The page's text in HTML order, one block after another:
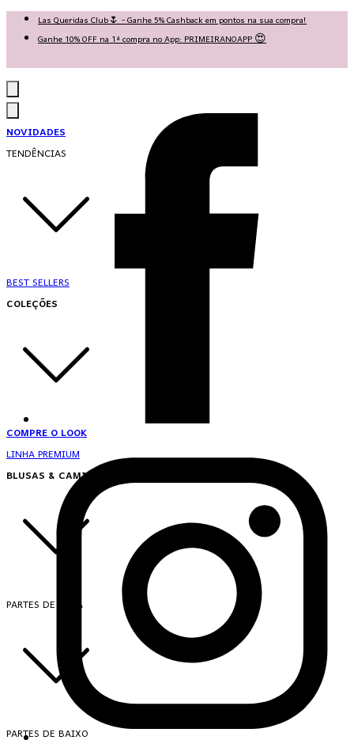
Las Queridas Club🌷 - Ganhe 5% Cashback em pontos na sua compra!
Ganhe 10% OFF na 1ª compra no App: PRIMEIRANOAPP 😍
NOVIDADES
TENDÊNCIAS
BEST SELLERS
COLEÇÕES
COMPRE O LOOK
LINHA PREMIUM
BLUSAS & CAMISAS
PARTES DE CIMA
PARTES DE BAIXO